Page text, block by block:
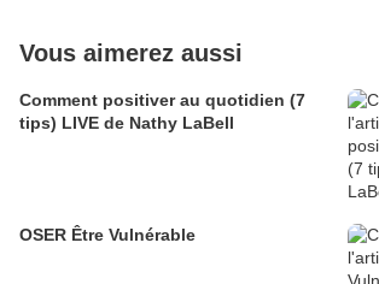
Vous aimerez aussi
Comment positiver au quotidien (7
tips) LIVE de Nathy LaBell
OSER Être Vulnérable